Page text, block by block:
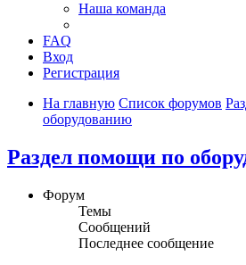
Наша команда
FAQ
Вход
Регистрация
На главную Список форумов
оборудованию
Раздел помощи по
Форум
Темы
Сообщений
Последнее сообщение